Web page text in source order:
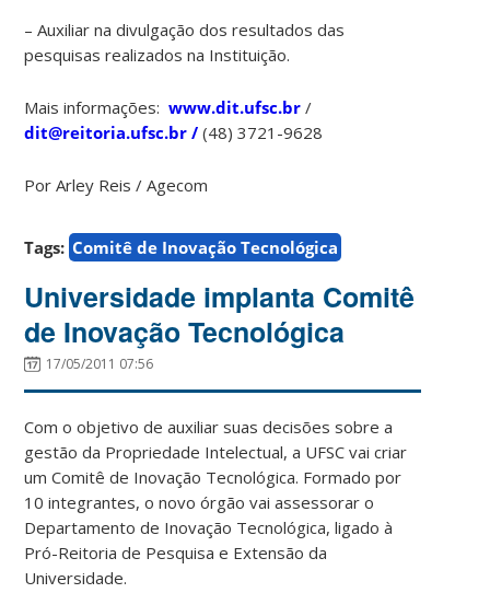
da
inovação
tecnológica
ainda
enfrenta
–
apenas
UFSC,
mas
no
país.
Entre
eles,
os
gargalos
na
relação
entre
empresas
– Auxiliar na divulgação dos resultados das
pesquisas realizados na Instituição.
Mais informações:www.dit.ufsc.br /
dit@reitoria.ufsc.br /(48) 3721-9628
Por Arley Reis / Agecom
Tags: Comitê de Inovação Tecnológica
Universidade implanta Comitê
de Inovação Tecnológica
17/05/2011 07:56
Com o objetivo de auxiliar suas decisões sobre a
gestão da Propriedade Intelectual, a UFSC vai criar
um Comitê de Inovação Tecnológica. Formado por
10 integrantes, o novo órgão vai assessorar o
Departamento de Inovação Tecnológica, ligado à
Pró-Reitoria de Pesquisa e Extensão da
Universidade.